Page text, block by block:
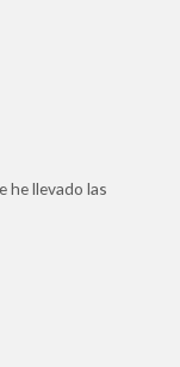
he llevado las